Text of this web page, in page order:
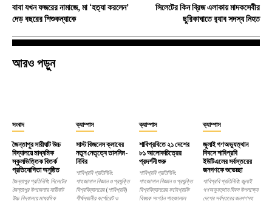
বাবা যখন ফজরের নামাজে, মা ‘হত্যা করলেন’
দেড় বছরের শিশুকন্যাকে
সিলেটের কিন ব্রিজ এলাকায় মাদকসেবীর
ছুরিকাঘাতে র‌্যাব সদস্য নিহত
আরও পড়ুন
সংবাদ
জৈন্তাপুর সারীঘাট উচ্চ
বিদ্যালয়ে মাধ্যমিক
স্কুলভিত্তিক বিতর্ক
প্রতিযোগিতা অনুষ্ঠিত
জৈন্তাপুর প্রতিনিধি: সিলেটের
জৈন্তাপুর উপজেলার সারীঘাট
উচ্চ বিদ্যালয়ে মাধ্যমিক
ক্যাম্পাস
সাস্ট বিজনেস ক্লাবের
নতুন নেতৃত্বে তাসনিম-
নিবির
শাবিপ্রবি প্রতিনিধি:
শাহজালাল বিজ্ঞান ও প্রযুক্তি
বিশ্ববিদ্যালয়ের (শাবিপ্রবি)
শীর্ষস্থানীয় কর্পোরেট ও
ক্যাম্পাস
শাবিপ্রবিতে ২১ দেশের
৮১ আলোকচিত্রের
প্রদর্শনী শুরু
শাবিপ্রবি প্রতিনিধি:
শাহজালাল বিজ্ঞান ও প্রযুক্তি
বিশ্ববিদ্যালয়ের ফটোগ্রাফি
বিষয়ক সংগঠন শাহজালাল
ক্যাম্পাস
জুলাই গণঅভ্যুত্থান
দিবসে শাবিপ্রবি
ইউটিএলের সর্বস্তরের
জনগণকে শুভেচ্ছা
শাবিপ্রবি প্রতিনিধি: জুলাই
গণঅভ্যুত্থান দিবস উপলক্ষ্যে
দেশের সর্বস্তরের জনগণসহ